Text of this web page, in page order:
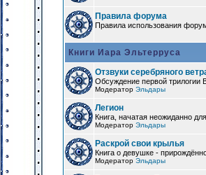
Правила форума
Правила использования
Книги Иара Эльтерруса
Отзвуки серебряного
Обсуждение первой трилогии
Модератор Эльдары
Легион
Книга, начатая неожиданно
Модератор Эльдары
Раскрой свои крылья
Книга о девушке -
Модератор Эльдары